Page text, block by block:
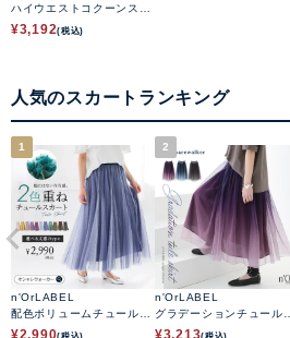
ハイウエストコクーンスカ
ート
¥3,192(税込)
人気のスカートランキング
1
n'OrLABEL
配色ボリュームチュールス
カート
¥2,990(税込)
2
n'OrLABEL
グラデーションチュールス
カート
¥3,213(税込)